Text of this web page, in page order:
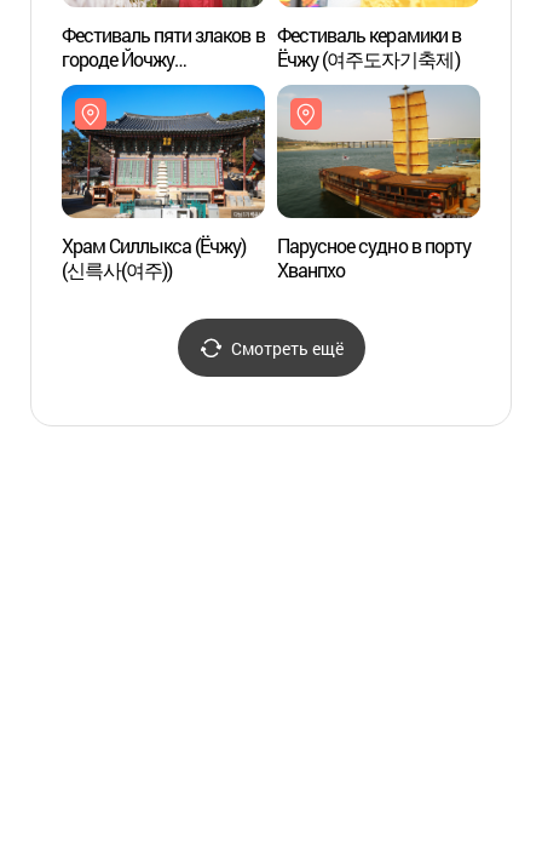
Фестиваль пяти злаков в
городе Йочжу
(여주오곡나루축제)
Фестиваль керамики в
Ёчжу (여주도자기축제)
Храм Силлыкса (Ёчжу)
(신륵사(여주))
Парусное судно в порту
Хванпхо
Смотреть ещё